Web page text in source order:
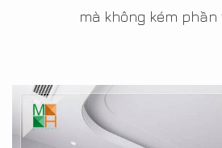
mà không kém